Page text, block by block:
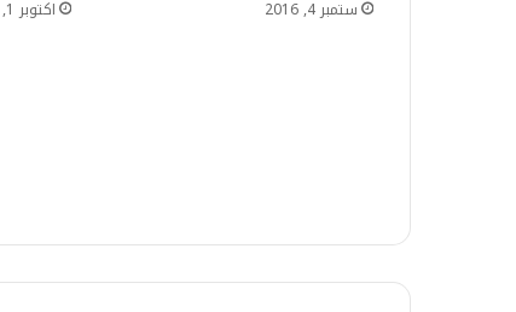
ستمبر 4, 2016 اکتوبر 1, 2016